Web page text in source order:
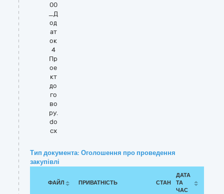
00
_Д
од
ат
ок
4
Пр
ое
кт
до
го
во
ру.
do
cx
Тип документа: Оголошення про проведення
закупівлі
ФАЙЛ ПРИВАТНІСТЬ СТАН
ДАТА
ТА
ЧАС